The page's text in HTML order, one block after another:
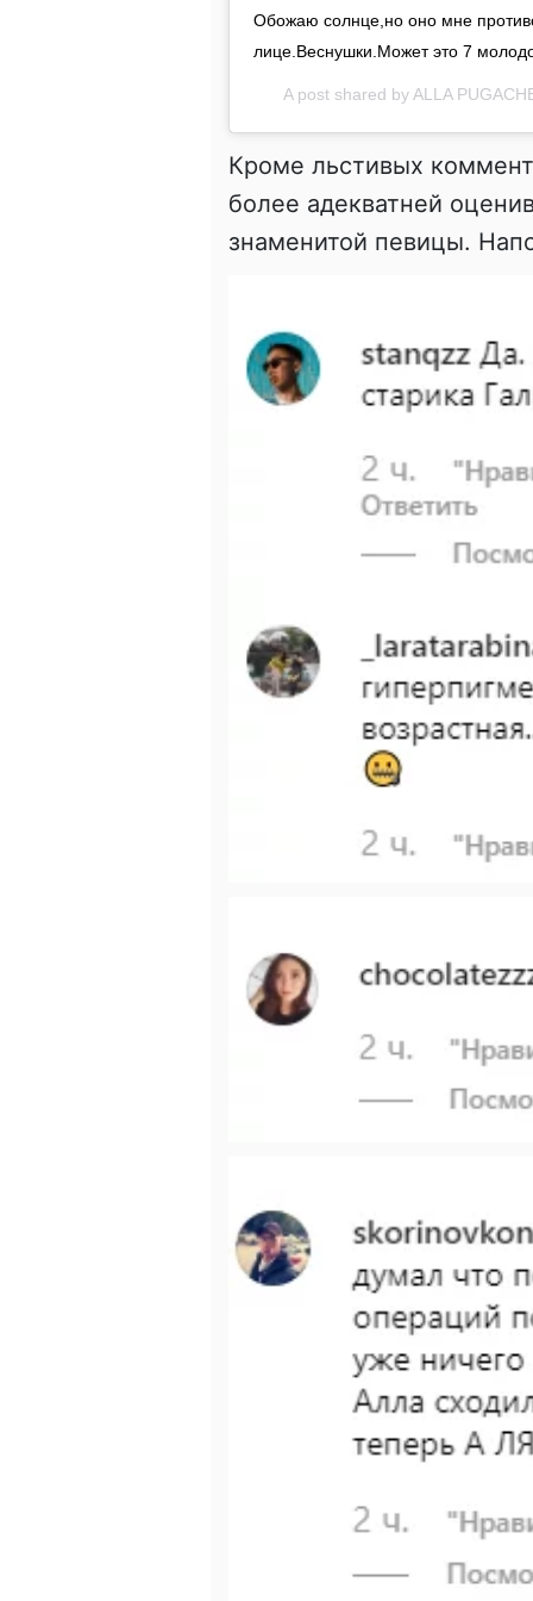
Обожаю солнце,но оно мне
лице.Веснушки.Может это 7
A post shared by ALLA
Кроме льстивых
более адекватней
знаменитой певицы.